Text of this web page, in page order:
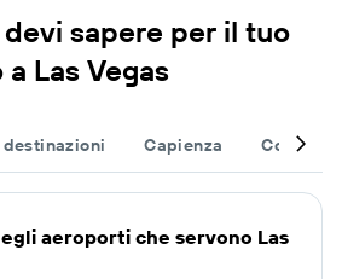
sapere per il tuo
Las Vegas
Capienza
aeroporti che servono Las